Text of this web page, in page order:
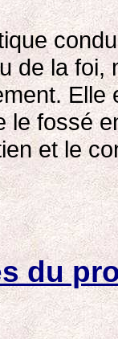
de la
le fossé
et le
du